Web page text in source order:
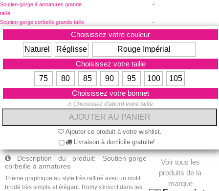
-
Soutien-gorge à armatures grande
taille
-
Soutien-gorge corbeille grande taille
Choisissez votre couleur
Naturel
Réglisse
Rouge Impérial
Choisissez votre taille
75
80 85 90 95 100
105
Choisissez votre bonnet
⚠ Choisissez d'abord votre taille
Ajouter ce produit à votre wishlist.
Livraison à domicile gratuite!
Voir tous les
produits de la
marque
Description du produit: Soutien-gorge
corbeille à armatures
Thème graphique au style très raffiné avec un motif
brodé très simple et élégant. Romy s'inscrit dans les